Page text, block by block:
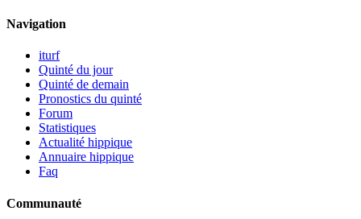
Navigation
iturf
Quinté du jour
Quinté de demain
Pronostics du quinté
Forum
Statistiques
Actualité hippique
Annuaire hippique
Faq
Communauté